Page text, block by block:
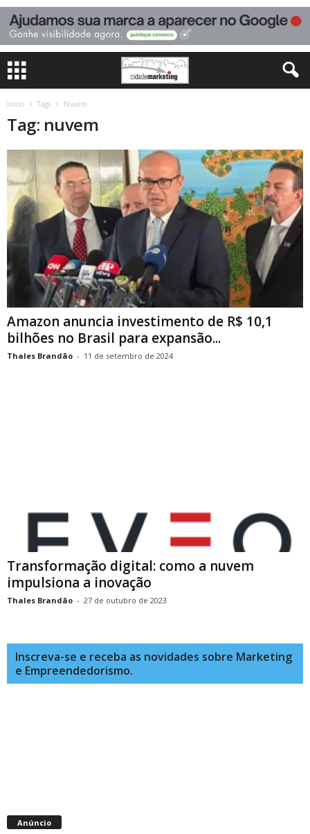
Início Tags Nuvem
Tag: nuvem
Amazon anuncia investimento de R$ 10,1
bilhões no Brasil para expansão...
Thales Brandão - 11 de setembro de 2024
Transformação digital: como a nuvem
impulsiona a inovação
Thales Brandão - 27 de outubro de 2023
Inscreva-se e receba as novidades sobre Marketing
e Empreendedorismo.
Anúncio